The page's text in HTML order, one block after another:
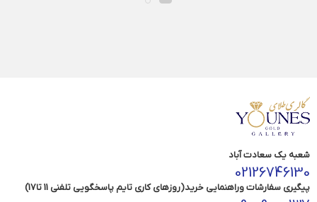
شعبه یک سعادت آباد
02126746130
پیگیری سفارشات وراهنمایی خرید(روزهای کاری تایم پاسخگویی تلفنی 11 تا17)